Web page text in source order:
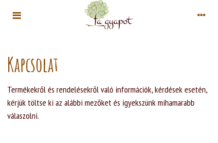
Kapcsolat
Termékekről és rendelésekről való információk, kérdések esetén,
kérjük töltse ki az alábbi mezőket és igyekszünk mihamarabb
válaszolni.